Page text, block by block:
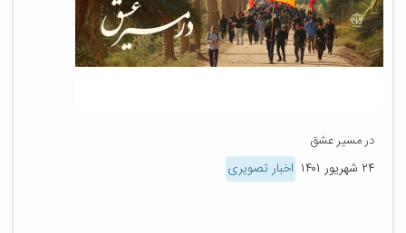
در مسیر عشق
۲۴ شهریور ۱۴۰۱ اخبار تصویری